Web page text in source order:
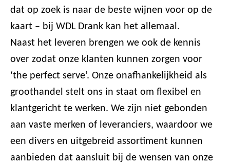
dat op zoek is naar de beste wijnen voor op de
kaart – bij WDL Drank kan het allemaal.
Naast het leveren brengen we ook de kennis
over zodat onze klanten kunnen zorgen voor
‘the perfect serve’. Onze onafhankelijkheid als
groothandel stelt ons in staat om flexibel en
klantgericht te werken. We zijn niet gebonden
aan vaste merken of leveranciers, waardoor we
een divers en uitgebreid assortiment kunnen
aanbieden dat aansluit bij de wensen van onze